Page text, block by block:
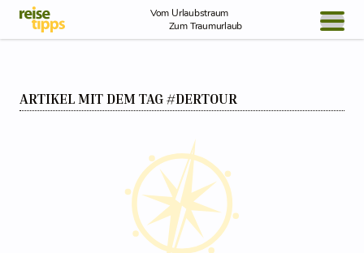
Skip to Content
Vom Urlaubstraum
Zum Traumurlaub
NEWS
ARTIKEL MIT DEM TAG #DERTOUR